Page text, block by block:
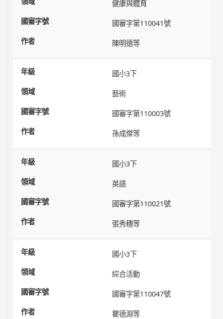
健康與體育
國審字第110041號
陳明德等
國小3下
藝術
國審字第110003號
孫成傑等
國小3下
英語
國審字第110021號
張秀穗等
國小3下
綜合活動
國審字第110047號
瞿德淵等